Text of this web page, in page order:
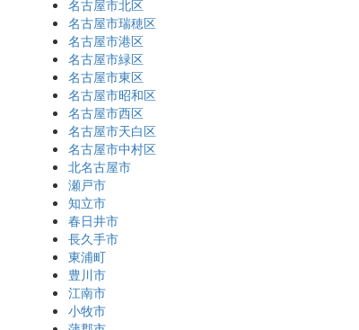
名古屋市北区
名古屋市瑞穂区
名古屋市港区
名古屋市緑区
名古屋市東区
名古屋市昭和区
名古屋市西区
名古屋市天白区
名古屋市中村区
北名古屋市
瀬戸市
知立市
春日井市
長久手市
東浦町
豊川市
江南市
小牧市